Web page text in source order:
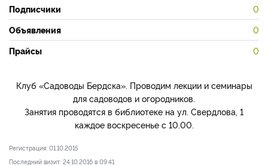
Подписчики 0
Объявления 0
Прайсы 0
Клуб «Садоводы Бердска». Проводим лекции и семинары
для садоводов и огородников.
Занятия проводятся в библиотеке на ул. Свердлова, 1
каждое воскресенье с 10.00.
Регистрация: 01.10.2015
Последний визит: 24.10.2016 в 09:41